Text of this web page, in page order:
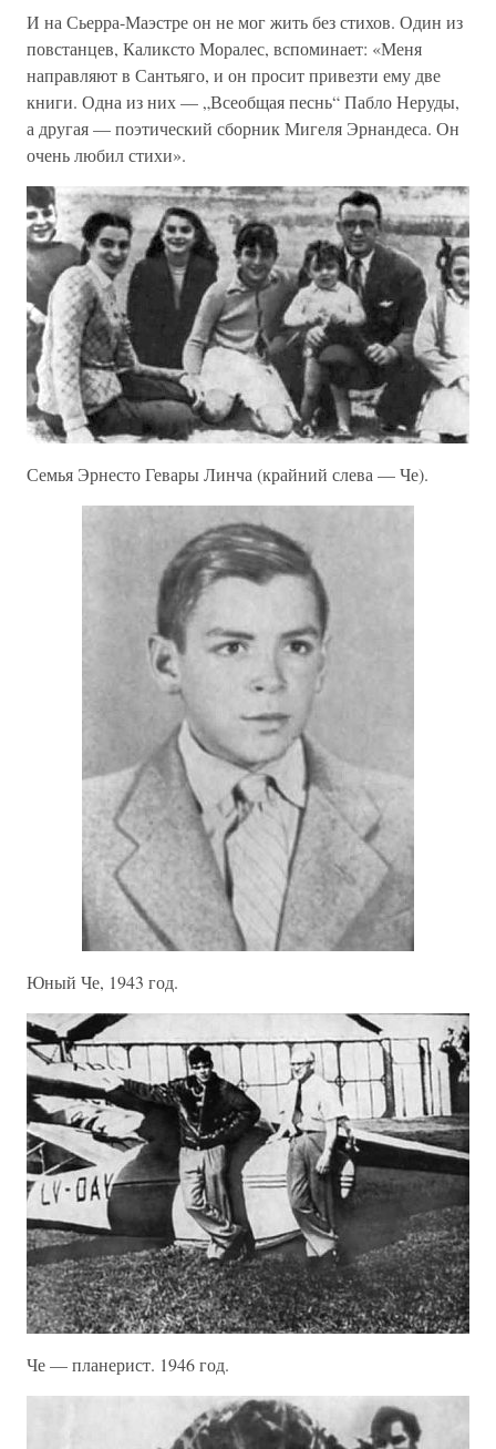
И на Сьерра-Маэстре он не мог жить без стихов. Один из
повстанцев, Каликсто Моралес, вспоминает: «Меня
направляют в Сантьяго, и он просит привезти ему две
книги. Одна из них — „Всеобщая песнь“ Пабло Неруды,
а другая — поэтический сборник Мигеля Эрнандеса. Он
очень любил стихи».
Семья Эрнесто Гевары Линча (крайний слева — Че).
Юный Че, 1943 год.
Че — планерист. 1946 год.